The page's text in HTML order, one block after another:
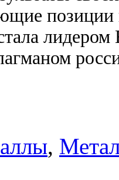
позиции
,